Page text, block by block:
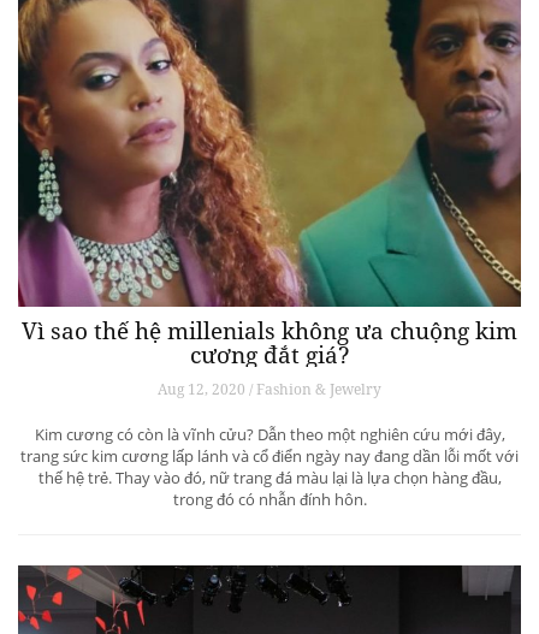
Vì sao thế hệ millenials không ưa chuộng kim
cương đắt giá?
Aug 12, 2020 / Fashion & Jewelry
Kim cương có còn là vĩnh cửu? Dẫn theo một nghiên cứu mới đây,
trang sức kim cương lấp lánh và cổ điển ngày nay đang dần lỗi mốt với
thế hệ trẻ. Thay vào đó, nữ trang đá màu lại là lựa chọn hàng đầu,
trong đó có nhẫn đính hôn.